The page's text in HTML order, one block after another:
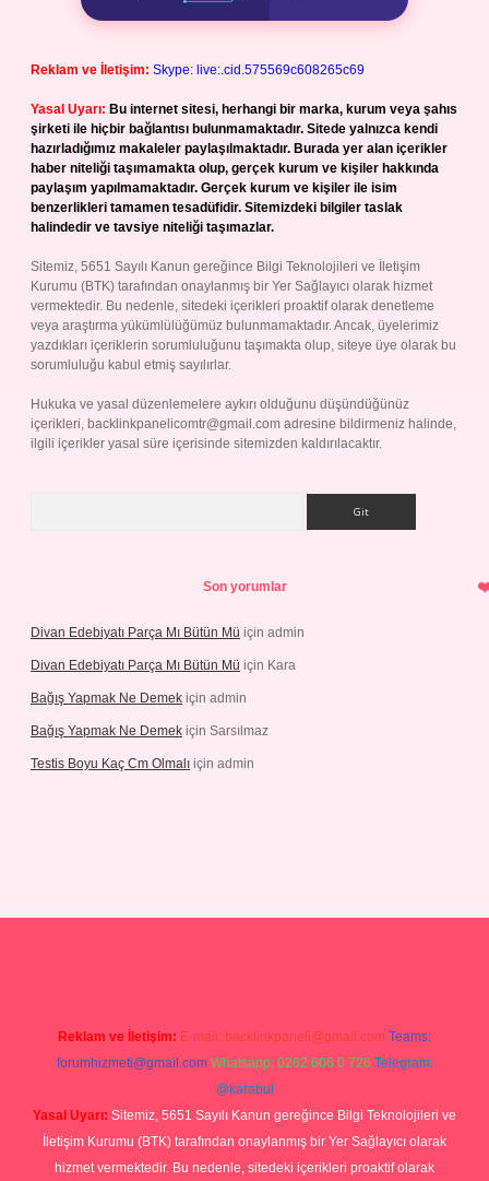
Reklam ve İletişim: Skype: live:.cid.575569c608265c69
Yasal Uyarı: Bu internet sitesi, herhangi bir marka, kurum veya şahıs
şirketi ile hiçbir bağlantısı bulunmamaktadır. Sitede yalnızca kendi
hazırladığımız makaleler paylaşılmaktadır. Burada yer alan içerikler
haber niteliği taşımamakta olup, gerçek kurum ve kişiler hakkında
paylaşım yapılmamaktadır. Gerçek kurum ve kişiler ile isim
benzerlikleri tamamen tesadüfidir. Sitemizdeki bilgiler taslak
halindedir ve tavsiye niteliği taşımazlar.
Sitemiz, 5651 Sayılı Kanun gereğince Bilgi Teknolojileri ve İletişim
Kurumu (BTK) tarafından onaylanmış bir Yer Sağlayıcı olarak hizmet
vermektedir. Bu nedenle, sitedeki içerikleri proaktif olarak denetleme
veya araştırma yükümlülüğümüz bulunmamaktadır. Ancak, üyelerimiz
yazdıkları içeriklerin sorumluluğunu taşımakta olup, siteye üye olarak bu
sorumluluğu kabul etmiş sayılırlar.
Hukuka ve yasal düzenlemelere aykırı olduğunu düşündüğünüz
içerikleri, backlinkpanelicomtr@gmail.com adresine bildirmeniz halinde,
ilgili içerikler yasal süre içerisinde sitemizden kaldırılacaktır.
Son yorumlar
Divan Edebiyatı Parça Mı Bütün Mü için admin
Divan Edebiyatı Parça Mı Bütün Mü için Kara
Bağış Yapmak Ne Demek için admin
Bağış Yapmak Ne Demek için Sarsılmaz
Testis Boyu Kaç Cm Olmalı için admin
Reklam ve İletişim: E-mail: backlinkpaneli@gmail.com Teams:
forumhizmeti@gmail.com Whatsapp: 0262 606 0 726 Telegram:
@karabul
Yasal Uyarı: Sitemiz, 5651 Sayılı Kanun gereğince Bilgi Teknolojileri ve
İletişim Kurumu (BTK) tarafından onaylanmış bir Yer Sağlayıcı olarak
hizmet vermektedir. Bu nedenle, sitedeki içerikleri proaktif olarak